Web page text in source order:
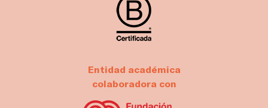
Entidad académica
colaboradora con